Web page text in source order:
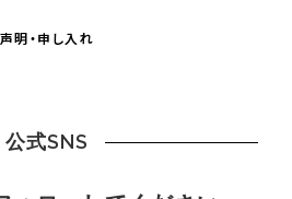
明・申し入れ
公式SNS